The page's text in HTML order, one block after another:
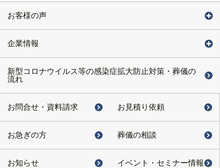
お客様の声
企業情報
新型コロナウイルス等の感染症拡大防止対策・葬儀の
流れ
お問合せ・ 資料請求 お見積り依頼
お急ぎの方 葬儀の相談
お知らせ イベント・ セミナー情報